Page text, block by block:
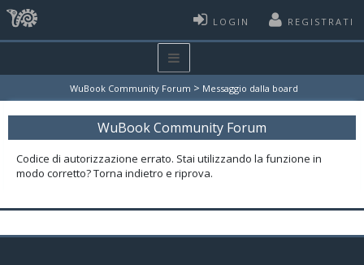
LOGIN REGISTRATI
WuBook Community Forum > Messaggio dalla board
WuBook Community Forum
Codice di autorizzazione errato. Stai utilizzando la funzione in
modo corretto? Torna indietro e riprova.